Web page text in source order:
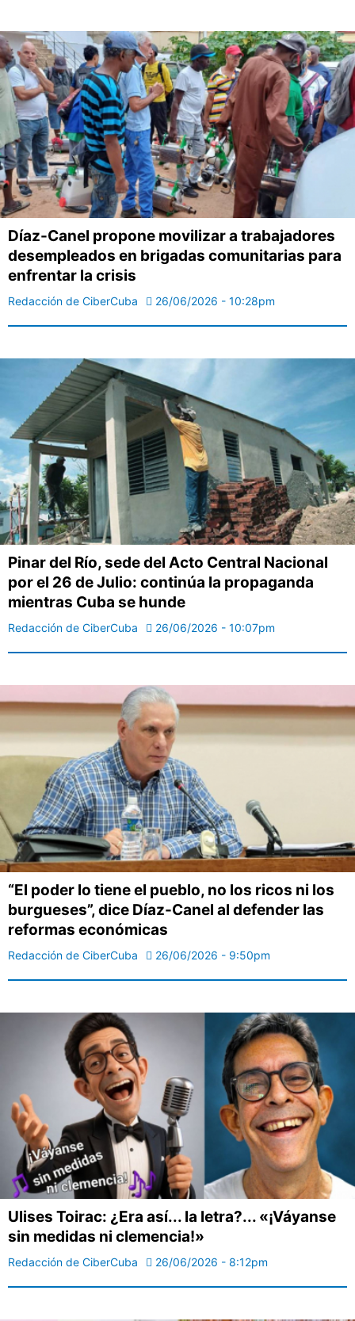
Díaz-Canel propone movilizar a trabajadores
desempleados en brigadas comunitarias para
enfrentar la crisis
Redacción de CiberCuba 26/06/2026 - 10:28pm
Pinar del Río, sede del Acto Central Nacional
por el 26 de Julio: continúa la propaganda
mientras Cuba se hunde
Redacción de CiberCuba 26/06/2026 - 10:07pm
“El poder lo tiene el pueblo, no los ricos ni los
burgueses”, dice Díaz-Canel al defender las
reformas económicas
Redacción de CiberCuba 26/06/2026 - 9:50pm
Ulises Toirac: ¿Era así... la letra?... «¡Váyanse
sin medidas ni clemencia!»
Redacción de CiberCuba 26/06/2026 - 8:12pm